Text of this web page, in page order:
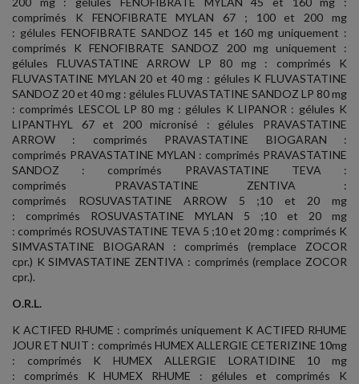
comprimés K FENOFIBRATE MYLAN 67 ; 100 et 200 mg
: gélules FENOFIBRATE SANDOZ 145 et 160 mg uniquement :
comprimés K FENOFIBRATE SANDOZ 200 mg uniquement :
gélules FLUVASTATINE ARROW LP 80 mg : comprimés K
FLUVASTATINE MYLAN 20 et 40 mg : gélules K FLUVASTATINE
SANDOZ 20 et 40 mg : gélules FLUVASTATINE SANDOZ LP 80 mg
: comprimés LESCOL LP 80 mg : gélules K LIPANOR : gélules K
LIPANTHYL 67 et 200 micronisé : gélules PRAVASTATINE
ARROW : comprimés PRAVASTATINE BIOGARAN :
comprimés PRAVASTATINE MYLAN : comprimés PRAVASTATINE
SANDOZ : comprimés PRAVASTATINE TEVA :
comprimés PRAVASTATINE ZENTIVA :
comprimés ROSUVASTATINE ARROW 5 ;10 et 20 mg
: comprimés ROSUVASTATINE MYLAN 5 ;10 et 20 mg
: comprimés ROSUVASTATINE TEVA 5 ;10 et 20 mg : comprimés K
SIMVASTATINE BIOGARAN : comprimés (remplace ZOCOR
cpr.) K SIMVASTATINE ZENTIVA : comprimés (remplace ZOCOR
cpr.).
O.R.L.
K ACTIFED RHUME : comprimés uniquement K ACTIFED RHUME
JOUR ET NUIT : comprimés HUMEX ALLERGIE CETERIZINE 10mg
: comprimés K HUMEX ALLERGIE LORATIDINE 10 mg
: comprimés K HUMEX RHUME : gélules et comprimés K